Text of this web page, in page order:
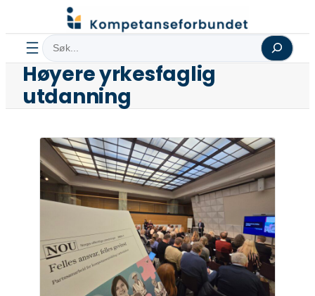
til
innhold Søk
Høyere yrkesfaglig
utdanning